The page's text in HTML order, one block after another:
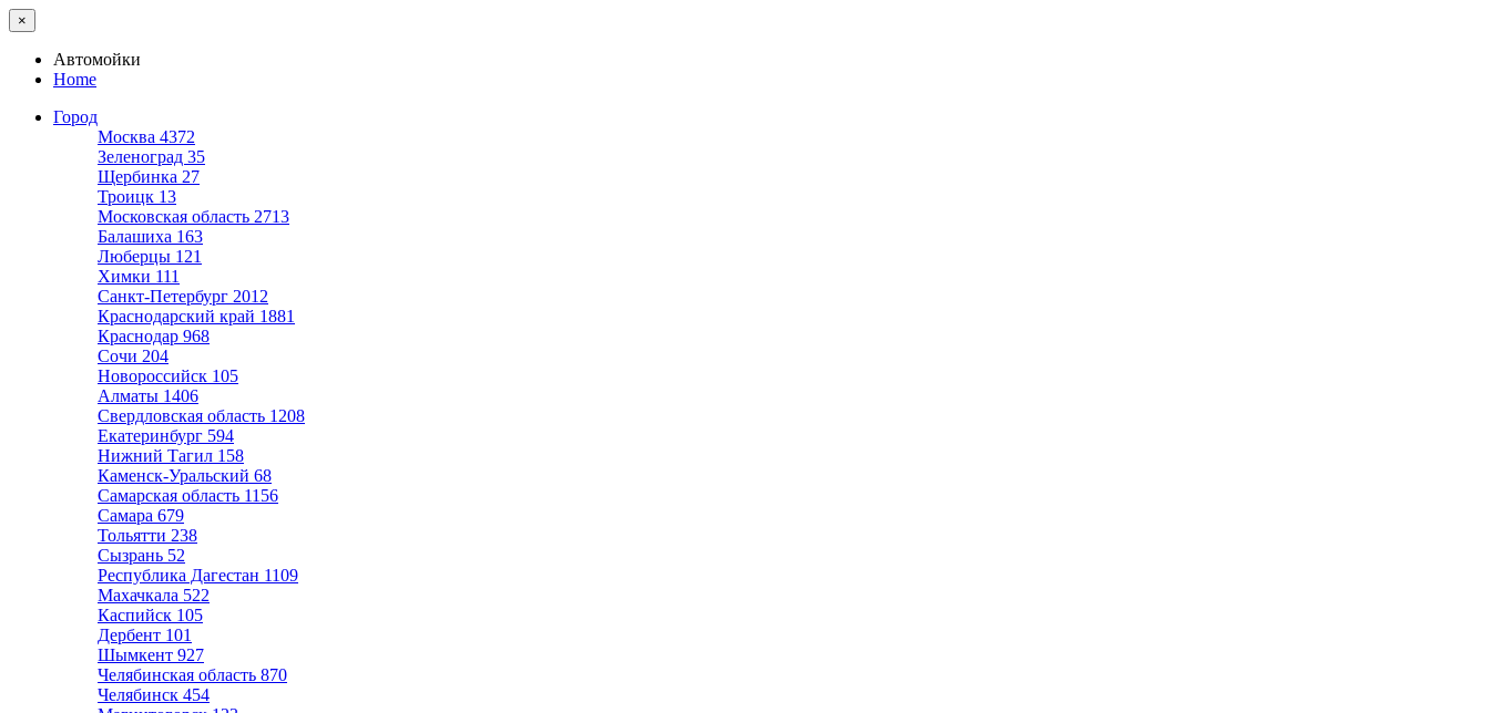
×
Автомойки
Home
Город
Москва 4372
Зеленоград 35
Щербинка 27
Троицк 13
Московская область 2713
Балашиха 163
Люберцы 121
Химки 111
Санкт-Петербург 2012
Краснодарский край 1881
Краснодар 968
Сочи 204
Новороссийск 105
Алматы 1406
Свердловская область 1208
Екатеринбург 594
Нижний Тагил 158
Каменск-Уральский 68
Самарская область 1156
Самара 679
Тольятти 238
Сызрань 52
Республика Дагестан 1109
Махачкала 522
Каспийск 105
Дербент 101
Шымкент 927
Челябинская область 870
Челябинск 454